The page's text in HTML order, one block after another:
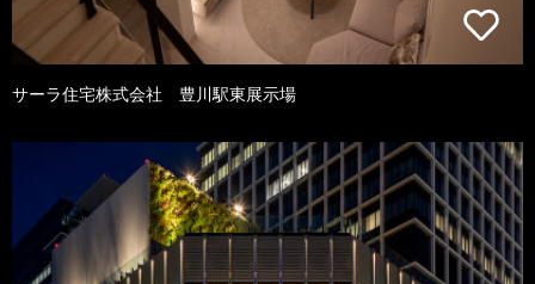
サーラ住宅株式会社 豊川駅東展示場